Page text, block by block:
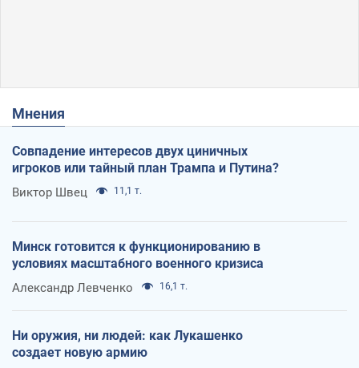
Мнения
Совпадение интересов двух циничных
игроков или тайный план Трампа и Путина?
Виктор Швец 11,1 т.
Минск готовится к функционированию в
условиях масштабного военного кризиса
Александр Левченко 16,1 т.
Ни оружия, ни людей: как Лукашенко
создает новую армию